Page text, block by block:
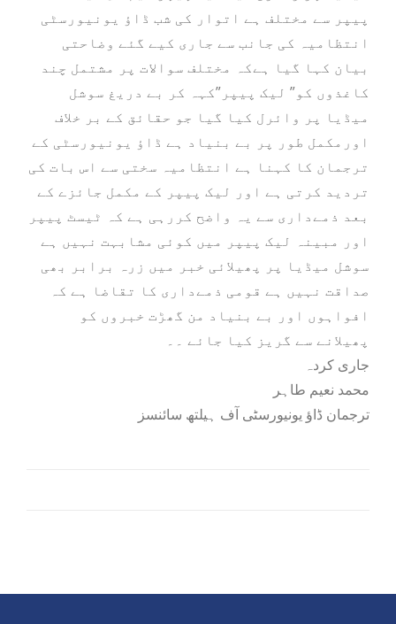
پیپر سے مختلف ہے اتوار کی شب ڈاؤ یونیورسٹی
انتظامیہ کی جانب سے جاری کیے گئے وضاحتی
بیان کہا گیا ہےکہ مختلف سوالات پر مشتمل چند
کاغذوں کو” لیک پیپر”کہہ کر بے دریغ سوشل
میڈیا پر وائرل کیا گیا جو حقائق کے بر خلاف
اورمکمل طور پر بے بنیاد ہے ڈاؤ یونیورسٹی کے
ترجمان کا کہنا ہے انتظامیہ سختی سے اس بات کی
تردید کرتی ہے اور لیک پیپر کے مکمل جائزے کے
بعد ذمےداری سے یہ واضح کررہی ہے کہ ٹیسٹ پیپر
اور مبینہ لیک پیپر میں کوئی مشابہت نہیں ہے
سوشل میڈیا پر پھیلائی خبر میں زرہ برابر بھی
صداقت نہیں ہے قومی ذمےداری کا تقاضا ہے کہ
افواہوں اور بے بنیاد من گھڑت خبروں کو
پھیلانے سے گریز کیا جائے ۔۔
جاری کردہ
محمد نعیم طاہر
ترجمان ڈاؤ یونیورسٹی آف ہیلتھ سائنسز